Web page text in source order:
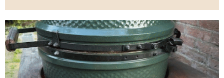
meer
over
Paella
Valencia